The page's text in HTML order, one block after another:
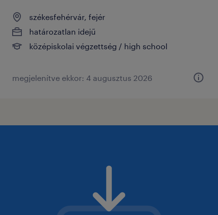
székesfehérvár, fejér
határozatlan idejű
középiskolai végzettség / high school
megjelenítve ekkor: 4 augusztus 2026